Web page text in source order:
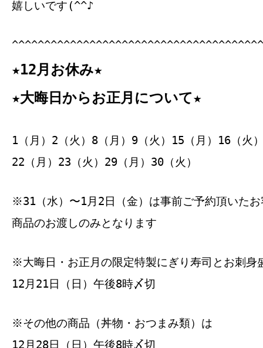
嬉しいです(^^♪
★12月お休み★
★大晦日からお正月について★
1（月）2（火）8（月）9（火）15（月）16（火
22（月）23（火）29（月）30（火）
※31（水）〜1月2日（金）は事前ご予約頂いた
商品のお渡しのみとなります
※大晦日・お正月の限定特製にぎり寿司とお刺身
12月21日（日）午後8時〆切
※その他の商品（丼物・おつまみ類）は
12月28日（日）午後8時〆切